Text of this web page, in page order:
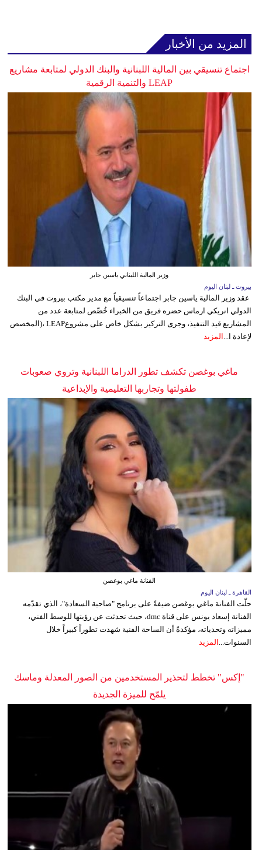
المزيد من الأخبار
اجتماع تنسيقي بين المالية اللبنانية والبنك الدولي لمتابعة مشاريع
LEAP والتنمية الرقمية
وزير المالية اللبناني ياسين جابر
بيروت ـ لبنان اليوم
عقد وزير المالية ياسين جابر اجتماعاً تنسيقياً مع مدير مكتب بيروت في البنك
الدولي انريكي ارماس حضره فريق من الخبراء خُصِّص لمتابعة عدد من
المشاريع قيد التنفيذ، وجرى التركيز بشكل خاص على مشروعLEAP ،(المخصص
لإعادة ا... المزيد
ماغي بوغصن تكشف تطور الدراما اللبنانية وتروي صعوبات
طفولتها وتجاربها التعليمية والإبداعية
الفنانة ماغي بوغصن
القاهرة ـ لبنان اليوم
حلّت الفنانة ماغي بوغصن ضيفةً على برنامج "صاحبة السعادة"، الذي تقدّمه
الفنانة إسعاد يونس على قناة dmc، حيث تحدثت عن رؤيتها للوسط الفني،
مميزاته وتحدياته، مؤكدةً أن الساحة الفنية شهدت تطوراً كبيراً خلال
السنوات...
المزيد
"إكس" تخطط لتحذير المستخدمين من الصور المعدلة وماسك
يلمّح للميزة الجديدة